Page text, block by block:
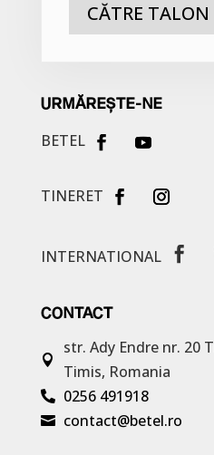
CĂTRE TALON
URMĂREȘTE-NE
BETEL
TINERET
INTERNATIONAL 
CONTACT

str. Ady Endre nr. 20
Timis, Romania
 0256 491918
 contact@betel.ro